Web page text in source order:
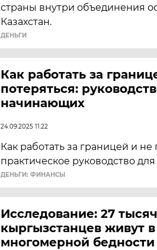
страны внутри объединения
Казахстан.
ДЕНЬГИ
Как работать за
потеряться:
начинающих
24.09.2025 11:22
Как работать за границей и не
практическое руководство
ДЕНЬГИ: ФИНАНСЫ
Исследование: 27 тысяч
кыргызстанцев живут в
многомерной бедности